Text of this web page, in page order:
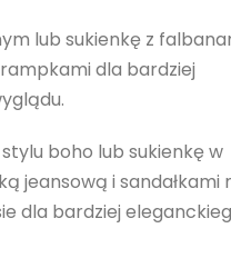
lub sukienkę z
dla bardziej
boho lub sukienkę w
jeansową i sandałkami
dla bardziej